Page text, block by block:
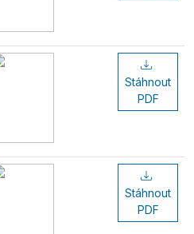
Stáhnout
PDF
Stáhnout
PDF